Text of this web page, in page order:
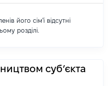
його сім'ї відсутні
розділі.
суб’єкта